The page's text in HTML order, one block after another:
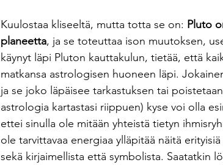
Kuulostaa kliseeltä, mutta totta se on: Pluto
planeetta, ja se toteuttaa ison muutoksen,
käynyt läpi Pluton kauttakulun, tietää, että
matkansa astrologisen huoneen läpi.
ja se joko läpäisee tarkastuksen tai
astrologia kartastasi riippuen) kyse voi olla
ettei sinulla ole mitään yhteistä tietyn
ole tarvittavaa energiaa ylläpitää näitä
sekä kirjaimellista että symbolista. Saatatkin